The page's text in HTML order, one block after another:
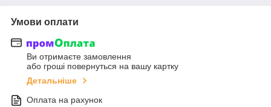
Умови оплати
Ви отримаєте замовлення
або гроші повернуться на вашу картку
Детальніше
Оплата на рахунок